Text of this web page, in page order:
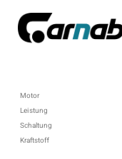
Motor
Leistung
Schaltung
Kraftstoff